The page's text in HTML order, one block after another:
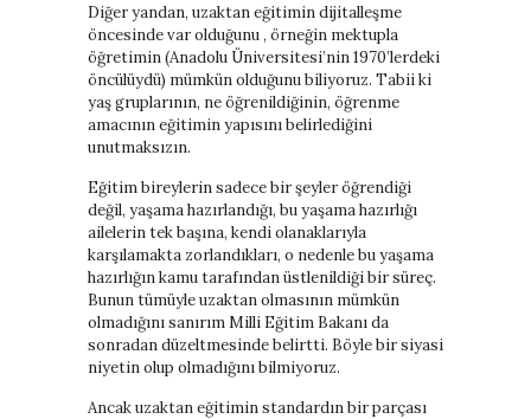
Diğer yandan, uzaktan eğitimin dijitalleşme
öncesinde var olduğunu , örneğin mektupla
öğretimin (Anadolu Üniversitesi’nin 1970’lerdeki
öncülüydü) mümkün olduğunu biliyoruz. Tabii ki
yaş gruplarının, ne öğrenildiğinin, öğrenme
amacının eğitimin yapısını belirlediğini
unutmaksızın.
Eğitim bireylerin sadece bir şeyler öğrendiği
değil, yaşama hazırlandığı, bu yaşama hazırlığı
ailelerin tek başına, kendi olanaklarıyla
karşılamakta zorlandıkları, o nedenle bu yaşama
hazırlığın kamu tarafından üstlenildiği bir süreç.
Bunun tümüyle uzaktan olmasının mümkün
olmadığını sanırım Milli Eğitim Bakanı da
sonradan düzeltmesinde belirtti. Böyle bir siyasi
niyetin olup olmadığını bilmiyoruz.
Ancak uzaktan eğitimin standardın bir parçası